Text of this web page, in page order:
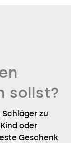
sollst?
zu
oder
Geschenk